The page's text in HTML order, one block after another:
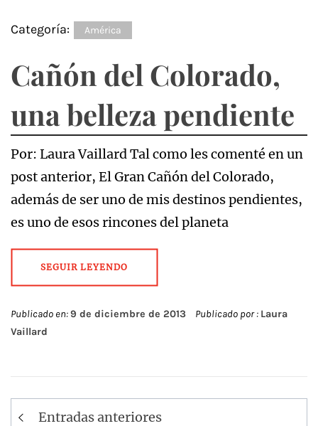
Categoría: América
Cañón del Colorado,
una belleza pendiente
Por: Laura Vaillard Tal como les comenté en un
post anterior, El Gran Cañón del Colorado,
además de ser uno de mis destinos pendientes,
es uno de esos rincones del planeta
SEGUIR LEYENDO
Publicado en:9 de diciembre de 2013 Publicado por : Laura
Vaillard
Navegación
Entradas anteriores